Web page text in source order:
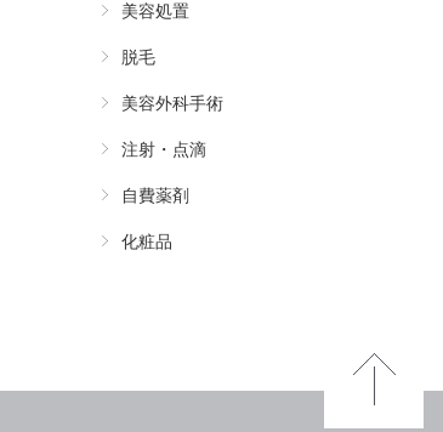
美容処置
脱毛
美容外科手術
注射・点滴
自費薬剤
化粧品